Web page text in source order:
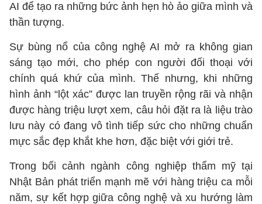
AI để tạo ra những bức ảnh hẹn hò ảo giữa mình và
thần tượng.
Sự bùng nổ của công nghệ AI mở ra không gian
sáng tạo mới, cho phép con người đối thoại với
chính quá khứ của mình. Thế nhưng, khi những
hình ảnh “lột xác” được lan truyền rộng rãi và nhận
được hàng triệu lượt xem, câu hỏi đặt ra là liệu trào
lưu này có đang vô tình tiếp sức cho những chuẩn
mực sắc đẹp khắt khe hơn, đặc biệt với giới trẻ.
Trong bối cảnh ngành công nghiệp thẩm mỹ tại
Nhật Bản phát triển mạnh mẽ với hàng triệu ca mỗi
năm, sự kết hợp giữa công nghệ và xu hướng làm